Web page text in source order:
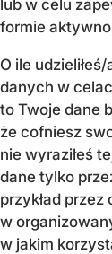
lub w celu
formie
O ile
danych w
to Twoje dane
że cofniesz
nie wyraziłeś
dane tylko
przykład przez
w
w jakim